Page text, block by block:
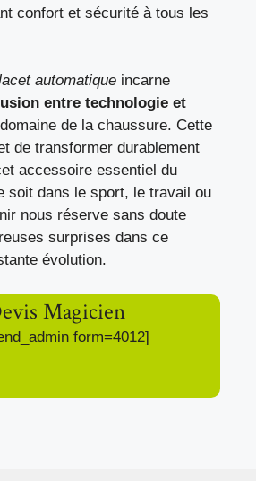
confort et sécurité à tous les
automatique incarne
entre technologie et
de la chaussure. Cette
de transformer durablement
accessoire essentiel du
soit dans le sport, le travail ou
nous réserve sans doute
surprises dans ce
évolution.
Magicien
form=4012]